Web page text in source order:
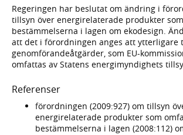
Regeringen har beslutat om ändring i
tillsyn över energirelaterade produkter
bestämmelserna i lagen om ekodesign.
att det i förordningen anges att ytterligare
genomförandeåtgärder, som EU-
omfattas av Statens energimyndighets
Referenser
förordningen (2009:927) om tillsyn
energirelaterade produkter som
bestämmelserna i lagen (2008:112)